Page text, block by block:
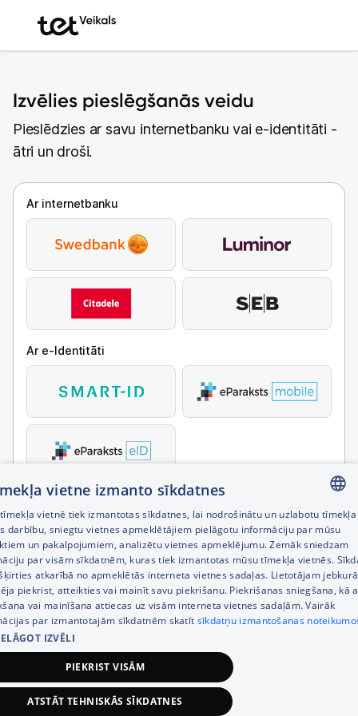
Izvēlies pieslēgšanās veidu
Pieslēdzies ar savu internetbanku vai e-identitāti -
ātri un droši.
Ar internetbanku
Ar e-Identitāti
LATVIAN
RUSSIAN
ENGLISH
vietne izmanto sīkdatnes
vietnē tiek izmantotas sīkdatnes, lai nodrošinātu un uzlabotu tīmekļa
darbību, sniegtu vietnes apmeklētājiem pielāgotu informāciju par mūsu
un pakalpojumiem, analizētu vietnes apmeklējumu. Zemāk sniedzam
par visām sīkdatnēm, kuras tiek izmantotas mūsu tīmekļa vietnēs.
atkarībā no apmeklētās interneta vietnes sadaļas. Lietotājam
piekrist, atteikties vai mainīt savu piekrišanu. Piekrišanas sniegšana, kā
vai mainīšana attiecas uz visām interneta vietnes sadaļām. Vairāk
par izmantotajām sīkdatnēm skatīt sīkdatņu izmantošanas
IZVĒLI
PIEKRIST VISĀM
ATSTĀT TEHNISKĀS SĪKDATNES